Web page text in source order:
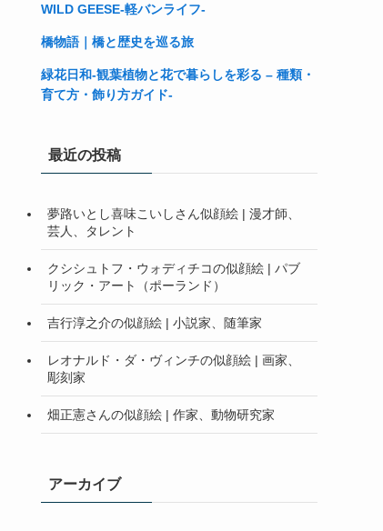
WILD GEESE-軽バンライフ-
橋物語｜橋と歴史を巡る旅
緑花日和-観葉植物と花で暮らしを彩る – 種類・
育て方・飾り方ガイド-
最近の投稿
夢路いとし喜味こいしさん似顔絵 | 漫才師、
芸人、タレント
クシシュトフ・ウォディチコの似顔絵 | パブ
リック・アート（ポーランド）
吉行淳之介の似顔絵 | 小説家、随筆家
レオナルド・ダ・ヴィンチの似顔絵 | 画家、
彫刻家
畑正憲さんの似顔絵 | 作家、動物研究家
アーカイブ